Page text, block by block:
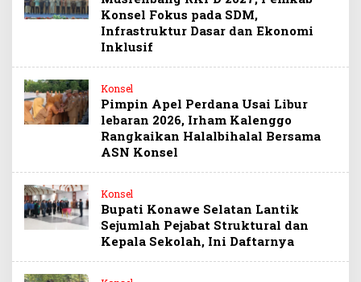
Konsel Fokus pada SDM,
Infrastruktur Dasar dan Ekonomi
Inklusif
Konsel
Pimpin Apel Perdana Usai Libur
lebaran 2026, Irham Kalenggo
Rangkaikan Halalbihalal Bersama
ASN Konsel
Konsel
Bupati Konawe Selatan Lantik
Sejumlah Pejabat Struktural dan
Kepala Sekolah, Ini Daftarnya